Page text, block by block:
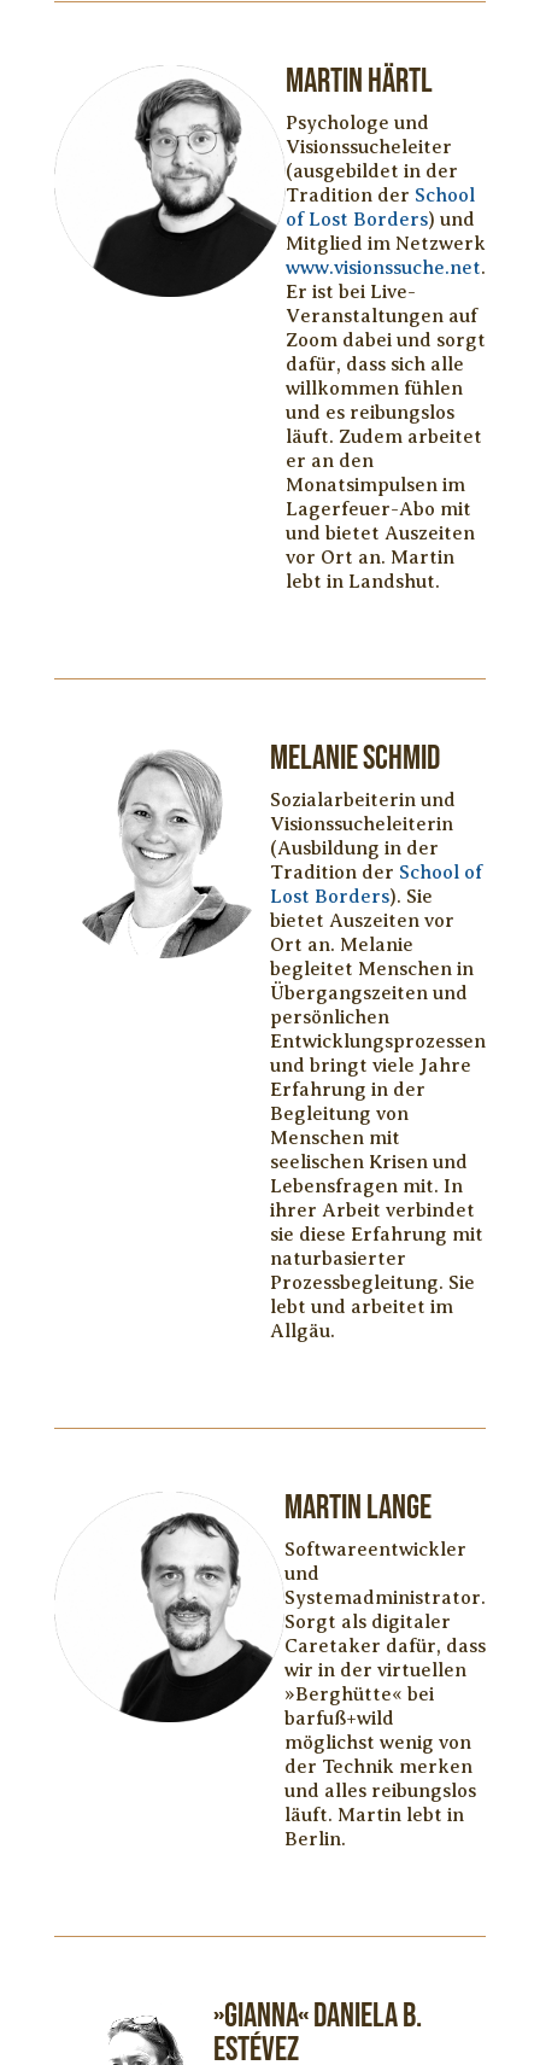
Martin Härtl
Psychologe und
Visionssucheleiter
(ausgebildet in der
Tradition der School
of Lost Borders) und
Mitglied im Netzwerk
www.visionssuche.net.
Er ist bei Live-
Veranstaltungen auf
Zoom dabei und sorgt
dafür, dass sich alle
willkommen fühlen
und es reibungslos
läuft. Zudem arbeitet
er an den
Monatsimpulsen im
Lagerfeuer-Abo mit
und bietet Auszeiten
vor Ort an. Martin
lebt in Landshut.
Melanie Schmid
Sozialarbeiterin und
Visionssucheleiterin
(Ausbildung in der
Tradition der School of
Lost Borders). Sie
bietet Auszeiten vor
Ort an. Melanie
begleitet Menschen in
Übergangszeiten und
persönlichen
Entwicklungsprozessen
und bringt viele Jahre
Erfahrung in der
Begleitung von
Menschen mit
seelischen Krisen und
Lebensfragen mit. In
ihrer Arbeit verbindet
sie diese Erfahrung mit
naturbasierter
Prozessbegleitung. Sie
lebt und arbeitet im
Allgäu.
Martin Lange
Softwareentwickler
und
Systemadministrator.
Sorgt als digitaler
Caretaker dafür, dass
wir in der virtuellen
»Berghütte« bei
barfuß+wild
möglichst wenig von
der Technik merken
und alles reibungslos
läuft. Martin lebt in
Berlin.
»Gianna« Daniela B.
Estévez